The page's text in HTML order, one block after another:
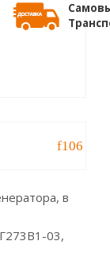
в
03,